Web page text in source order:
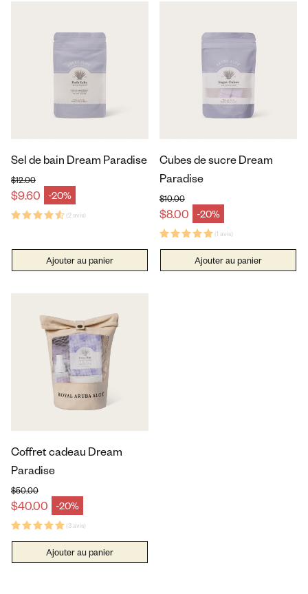
Sel de bain Dream Paradise
$9.60 -20%
Prix en solde
Prix habituel
$12.00
(2 avis)
Ajouter au panier
Cubes de sucre Dream
Paradise
$8.00 -20%
Prix en solde
Prix habituel
$10.00
(1 avis)
Ajouter au panier
Coffret cadeau Dream
Paradise
$40.00 -20%
Prix en solde
Prix habituel
$50.00
(3 avis)
Ajouter au panier